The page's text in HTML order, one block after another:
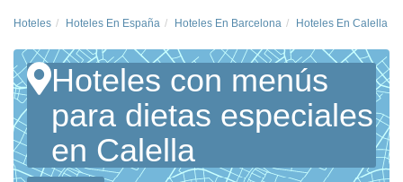
Hoteles Hoteles En España Hoteles En Barcelona Hoteles En Calella
Hoteles con menús
para dietas especiales
en Calella